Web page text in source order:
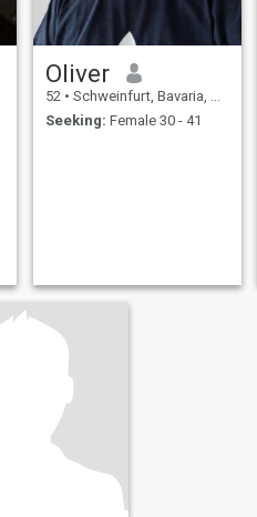
Oliver
52 • Schweinfurt, Bavaria, Germany
Seeking: Female 30 - 41